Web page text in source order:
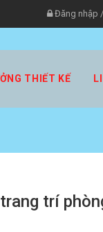
Đăng nhập /
THIẾT KẾ
trí